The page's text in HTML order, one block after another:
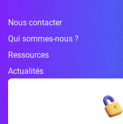
Nous contacter
Qui sommes-nous ?
Ressources
Actualités
Inscrivez-vous à